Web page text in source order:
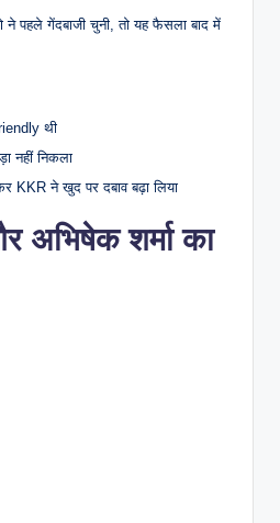
पहले गेंदबाजी चुनी, तो यह फैसला बाद में
थी
नहीं निकला
KKR ने खुद पर दबाव बढ़ा लिया
अभिषेक शर्मा का